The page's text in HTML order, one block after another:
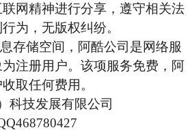
网精神进行分享，遵守相关法
为，无版权纠纷。
存储空间，阿酷公司是网络服
注册用户。该项服务免费，阿
取任何费用。
科技发展有限公司